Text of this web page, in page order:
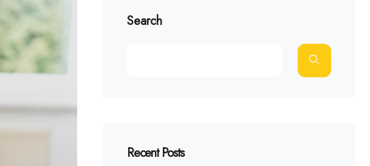
Search
Recent Posts